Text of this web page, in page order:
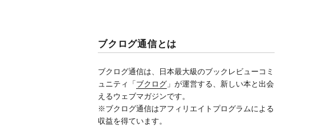
ブクログ通信とは
ブクログ通信は、日本最大級のブックレビューコミ
ュニティ「 ブクログ 」が運営する、新しい本と出会
えるウェブマガジンです。
※ブクログ通信はアフィリエイトプログラムによる
収益を得ています。